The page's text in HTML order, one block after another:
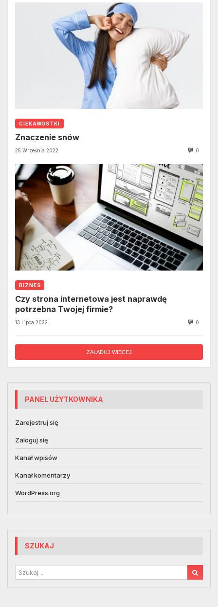
CIEKAWOSTKI
Znaczenie snów
25 Września 2022 0
BIZNES
Czy strona internetowa jest naprawdę
potrzebna Twojej firmie?
13 Lipca 2022 0
ZAŁADUJ WIĘCEJ
PANEL UŻYTKOWNIKA
Zarejestruj się
Zaloguj się
Kanał wpisów
Kanał komentarzy
WordPress.org
SZUKAJ